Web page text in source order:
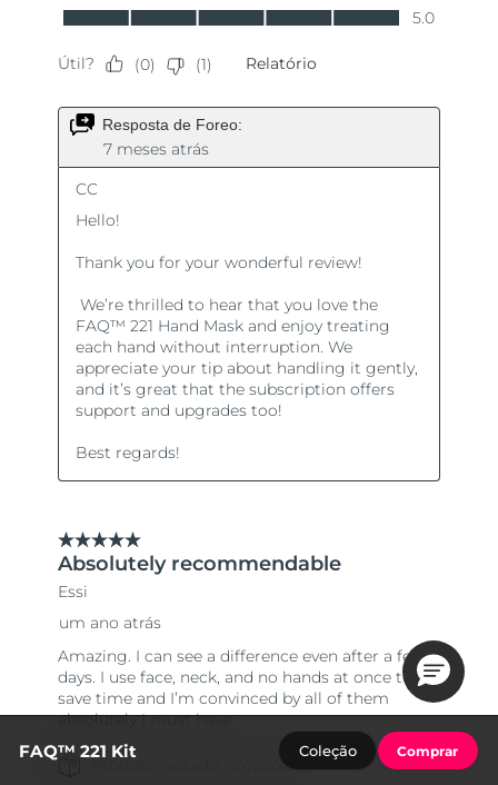
FAQ™ 221 Kit Coleção Comprar